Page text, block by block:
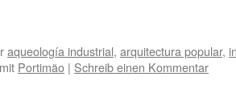
aqueología industrial, arquitectura popular,
Portimão | Schreib einen Kommentar